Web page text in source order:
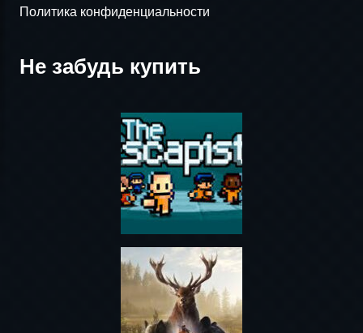
Политика конфиденциальности
Не забудь купить